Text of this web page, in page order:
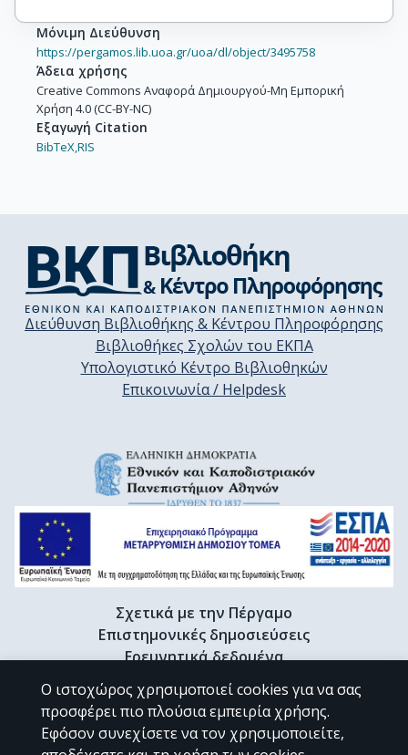
Μόνιμη Διεύθυνση
https://pergamos.lib.uoa.gr/uoa/dl/object/3495758
Άδεια χρήσης
Creative Commons Αναφορά Δημιουργού-Μη Εμπορική
Χρήση 4.0 (CC-BY-NC)
Εξαγωγή Citation
BibTeX, RIS
Διεύθυνση Βιβλιοθήκης & Κέντρου Πληροφόρησης
Βιβλιοθήκες Σχολών του ΕΚΠΑ
Υπολογιστικό Κέντρο Βιβλιοθηκών
Επικοινωνία / Helpdesk
Σχετικά με την Πέργαμο
Επιστημονικές δημοσιεύσεις
Ερευνητικά δεδομένα
Διδακτορικές διατριβές & Γκρίζα βιβλιογραφία
Προφίλ Ερευνητή
Ο ιστοχώρος χρησιμοποιεί cookies για να σας
προσφέρει πιο πλούσια εμπειρία χρήσης.
Εφόσον συνεχίσετε να τον χρησιμοποιείτε,